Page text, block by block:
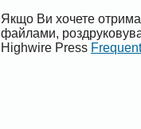
Якщо Ви хочете
файлами,
Highwire Press